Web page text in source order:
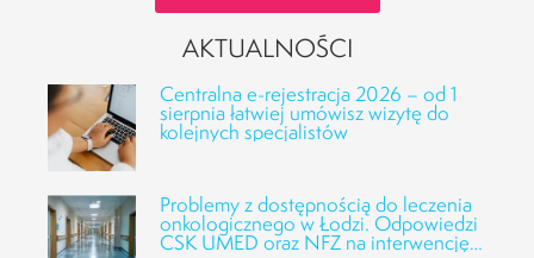
AKTUALNOŚCI
Centralna e-rejestracja 2026 – od 1
sierpnia łatwiej umówisz wizytę do
kolejnych specjalistów
Problemy z dostępnością do leczenia
onkologicznego w Łodzi. Odpowiedzi
CSK UMED oraz NFZ na interwencję